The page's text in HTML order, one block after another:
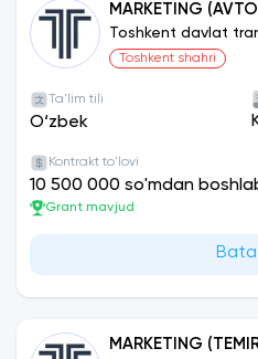
MARKETING
Toshkent davlat
Toshkent shahri
Ta'lim tili
O‘zbek
Kontrakt to'lovi
10 500 000 so'mdan
Grant mavjud
MARKETING